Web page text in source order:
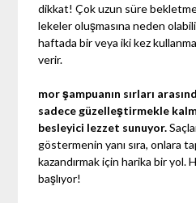
dikkat! Çok uzun süre
lekeler oluşmasına neden
haftada bir veya iki kez
verir.
mor şampuanın sırları
sadece güzelleştirmekle
besleyici lezzet sunuyor.
göstermenin yanı sıra, onlara
kazandırmak için harika bir yol.
başlıyor!